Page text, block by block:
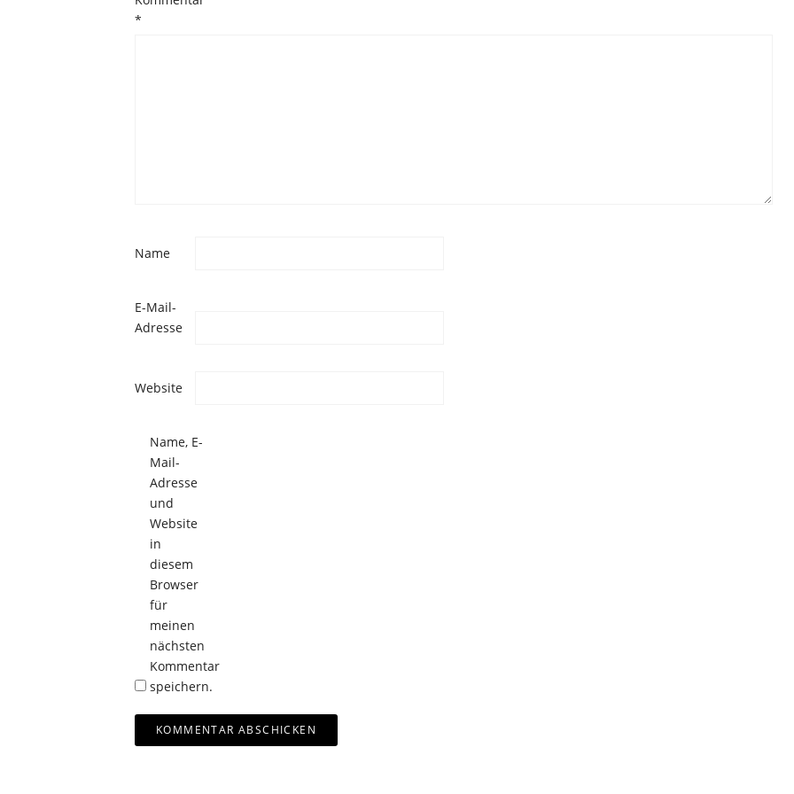
*
Name
E-Mail-
Adresse
Website
Name, E-
Mail-
Adresse
und
Website
in
diesem
Browser
für
meinen
nächsten
Kommentar
speichern.